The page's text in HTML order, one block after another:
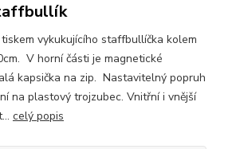
vykukujícího staffbullíčka kolem
V horní části je magnetické
kapsička na zip. Nastavitelný popruh
na plastový trojzubec. Vnitřní i vnější
celý popis